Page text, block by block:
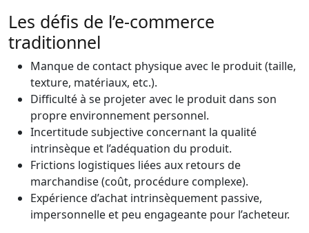
Les défis de l’e-commerce
traditionnel
Manque de contact physique avec le produit (taille,
texture, matériaux, etc.).
Difficulté à se projeter avec le produit dans son
propre environnement personnel.
Incertitude subjective concernant la qualité
intrinsèque et l’adéquation du produit.
Frictions logistiques liées aux retours de
marchandise (coût, procédure complexe).
Expérience d’achat intrinsèquement passive,
impersonnelle et peu engageante pour l’acheteur.